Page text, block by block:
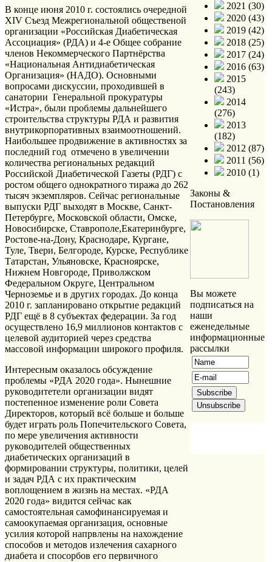
В конце июня 2010 г. состоялись очередной
XIV Съезд Межрегиональной общественой
организации «Российская Диабетическая
Ассоциация» (РДА) и 4-е Общее собрание
членов Некоммерческого Партнёрства
«Национальная Антидиабетическая
Организация» (НАДО). Основными
вопросами дискуссии, проходившей в
санатории Генеральной прокуратуры
«Истра», были проблемы дальнейшего
строительства структуры РДА и развития
внутрикорпоративных взаимоотношений.
Наибольшее продвижение в активностях за
последний год отмечено в увеличении
количества региональных редакций
Российской Диабетической Газеты (РДГ) с
ростом общего однократного тиража до 262
тысяч экземпляров. Сейчас региональные
выпуски РДГ выходят в Москве, Санкт-
Петербурге, Московской области, Омске,
Новосибирске, Ставрополе,Екатеринбурге,
Ростове-на-Дону, Краснодаре, Кургане,
Туле, Твери, Белгороде, Курске, Республике
Татарстан, Ульяновске, Красноярске,
Нижнем Новгороде, Приволжском
Федеральном Округе, Центральном
Черноземье и в других городах. До конца
2010 г. запланировано открытие редакций
РДГ ещё в 8 субъектах федерации. За год
осуществлено 16,9 миллионов контактов с
целевой аудиторией через средства
массовой информации широкого профиля.
Интересным оказалось обсуждение
проблемы «РДА 2020 года». Нынешние
руководитетели организации видят
постепенное изменение роли Совета
Директоров, который всё больше и больше
будет играть роль Попечительского Совета,
по мере увеличения активности
руководителей общественных
диабетических организаций в
формировании структуры, политики, целей
и задач РДА с их практическим
воплощением в жизнь на местах. «РДА
2020 года» видится сейчас как
самостоятельная самофинансируемая и
самоокупаемая организация, основные
усилия которой напрвлены на нахождение
способов и методов излечения сахарного
диабета и спосорбов его первичного
2021 (30)
2020 (43)
2019 (42)
2018 (25)
2017 (24)
2016 (63)
2015
(243)
2014
(276)
2013
(182)
2012 (87)
2011 (56)
2010 (1)
Законы &
Постановления
Вы можете
подписаться на
наши
еженедельные
информационные
рассылки